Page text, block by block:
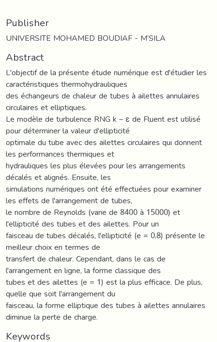
Publisher
UNIVERSITE MOHAMED BOUDIAF - M’SILA
Abstract
L'objectif de la présente étude numérique est d'étudier les
caractéristiques thermohydrauliques
des échangeurs de chaleur de tubes à ailettes annulaires
circulaires et elliptiques.
Le modèle de turbulence RNG k – ε de Fluent est utilisé
pour déterminer la valeur d'ellipticité
optimale du tube avec des ailettes circulaires qui donnent
les performances thermiques et
hydrauliques les plus élevées pour les arrangements
décalés et alignés. Ensuite, les
simulations numériques ont été effectuées pour examiner
les effets de l'arrangement de tubes,
le nombre de Reynolds (varie de 8400 à 15000) et
l'ellipticité des tubes et des ailettes. Pour un
faisceau de tubes décalés, l'ellipticité (e = 0,8) présente le
meilleur choix en termes de
transfert de chaleur. Cependant, dans le cas de
l'arrangement en ligne, la forme classique des
tubes et des ailettes (e = 1) est la plus efficace. De plus,
quelle que soit l'arrangement du
faisceau, la forme elliptique des tubes à ailettes annulaires
diminue la perte de charge.
Keywords